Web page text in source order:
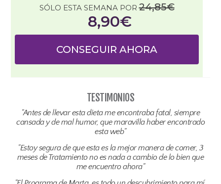
SÓLO ESTA SEMANA POR24,85€
8,90€
CONSEGUIR AHORA
TESTIMONIOS
"Antes de llevar esta dieta me encontraba fatal, siempre
cansada y de mal humor, que maravilla haber encontrado
esta web"
"Estoy segura de que esta es la mejor manera de comer, 3
meses de Tratamiento no es nada a cambio de lo bien que
me encuentro ahora"